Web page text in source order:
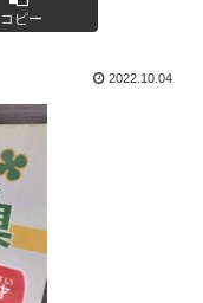
コピー
2022.10.04